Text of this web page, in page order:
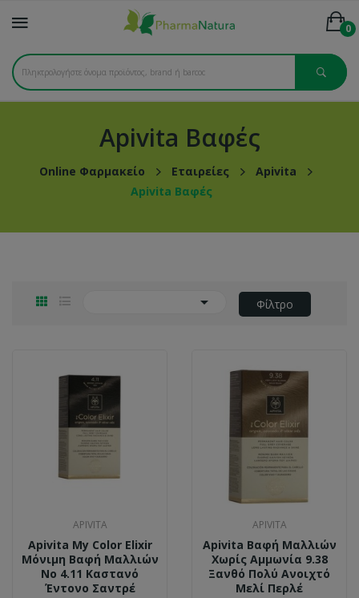
0
Apivita Βαφές
Online Φαρμακείο Εταιρείες
Apivita
Apivita Βαφές
 Φίλτρο
APIVITA
Apivita My Color Elixir
Μόνιμη Βαφή Μαλλιών
No 4.11 Καστανό
Έντονο Σαντρέ
APIVITA
Apivita Βαφή Μαλλιών
Χωρίς Αμμωνία 9.38
Ξανθό Πολύ Ανοιχτό
Μελί Περλέ